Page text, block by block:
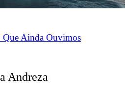
Ainda Ouvimos
Andreza